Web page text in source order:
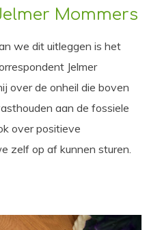
Mommers
we dit uitleggen is het
Jelmer
over de onheil die boven
aan de fossiele
over positieve
zelf op af kunnen sturen.